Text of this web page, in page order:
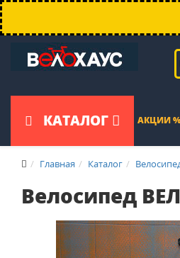
КАТАЛОГ АКЦИИ %
Главная Каталог
Велосипед